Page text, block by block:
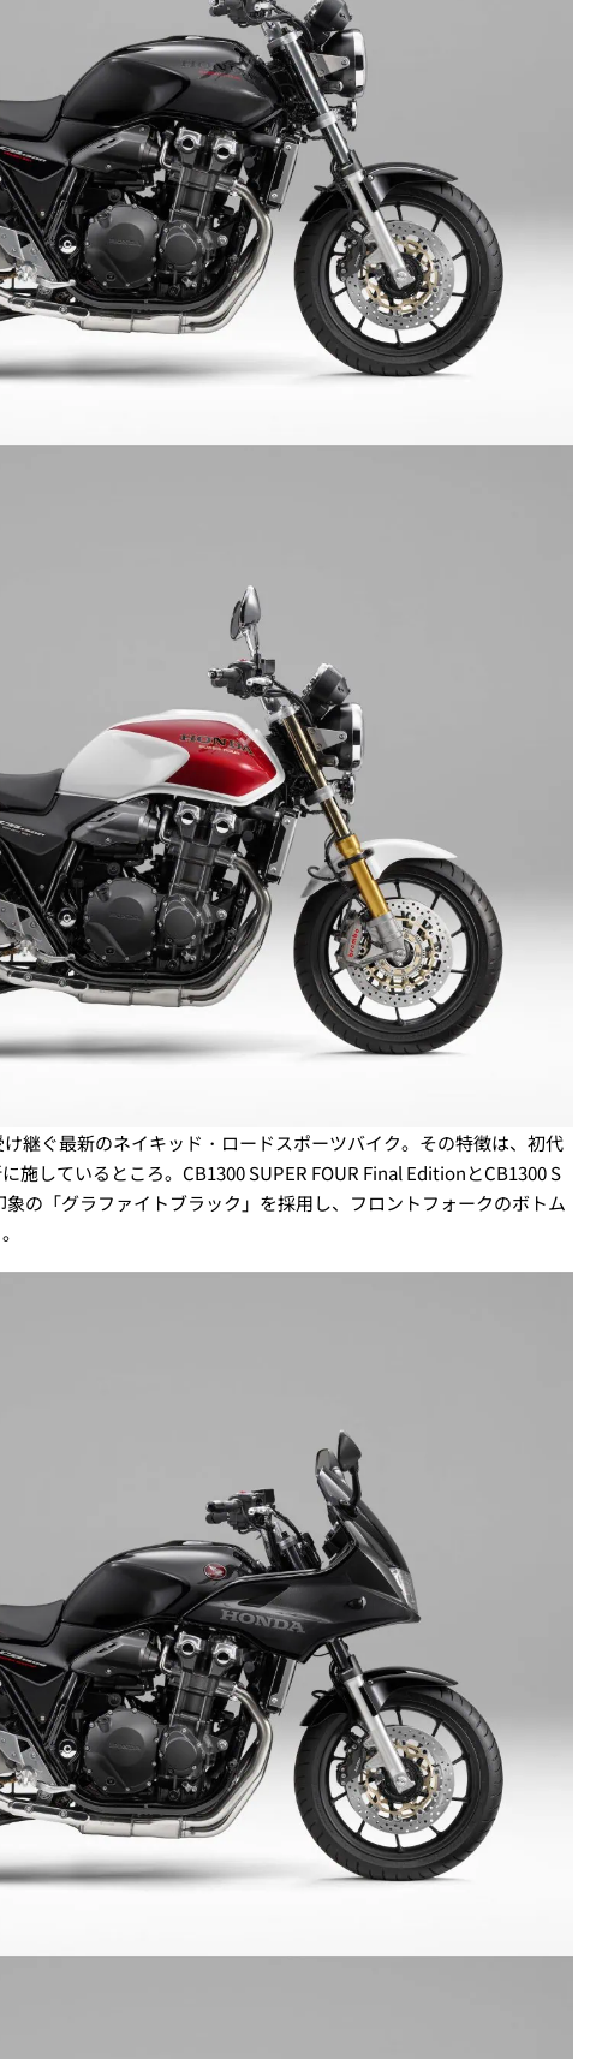
継ぐ最新のネイキッド・ロードスポーツバイク。その特徴は、初代
施しているところ。CB1300 SUPER FOUR Final EditionとCB1300 S
象の「グラファイトブラック」を採用し、フロントフォークのボトム